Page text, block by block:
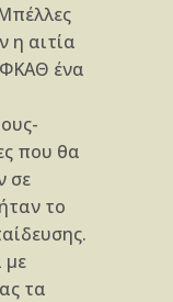
η αιτία
ένα
που θα
σε
το
με
τα